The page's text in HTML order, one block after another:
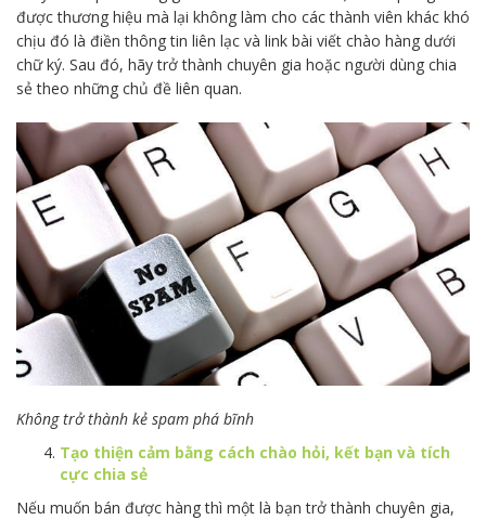
được thương hiệu mà lại không làm cho các thành viên khác khó
chịu đó là điền thông tin liên lạc và link bài viết chào hàng dưới
chữ ký. Sau đó, hãy trở thành chuyên gia hoặc người dùng chia
sẻ theo những chủ đề liên quan.
Không trở thành kẻ spam phá bĩnh
Tạo thiện cảm bằng cách chào hỏi, kết bạn và tích
cực chia sẻ
Nếu muốn bán được hàng thì một là bạn trở thành chuyên gia,